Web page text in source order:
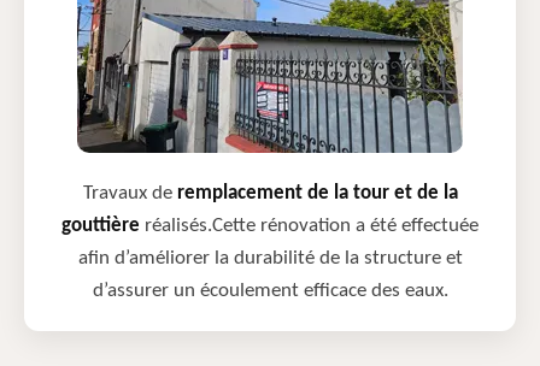
Travaux de remplacement de la tour et de la
gouttière réalisés.Cette rénovation a été effectuée
afin d’améliorer la durabilité de la structure et
d’assurer un écoulement efficace des eaux.